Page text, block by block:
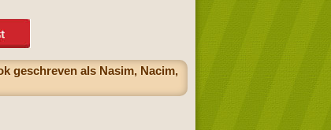
geschreven als Nasim, Nacim,